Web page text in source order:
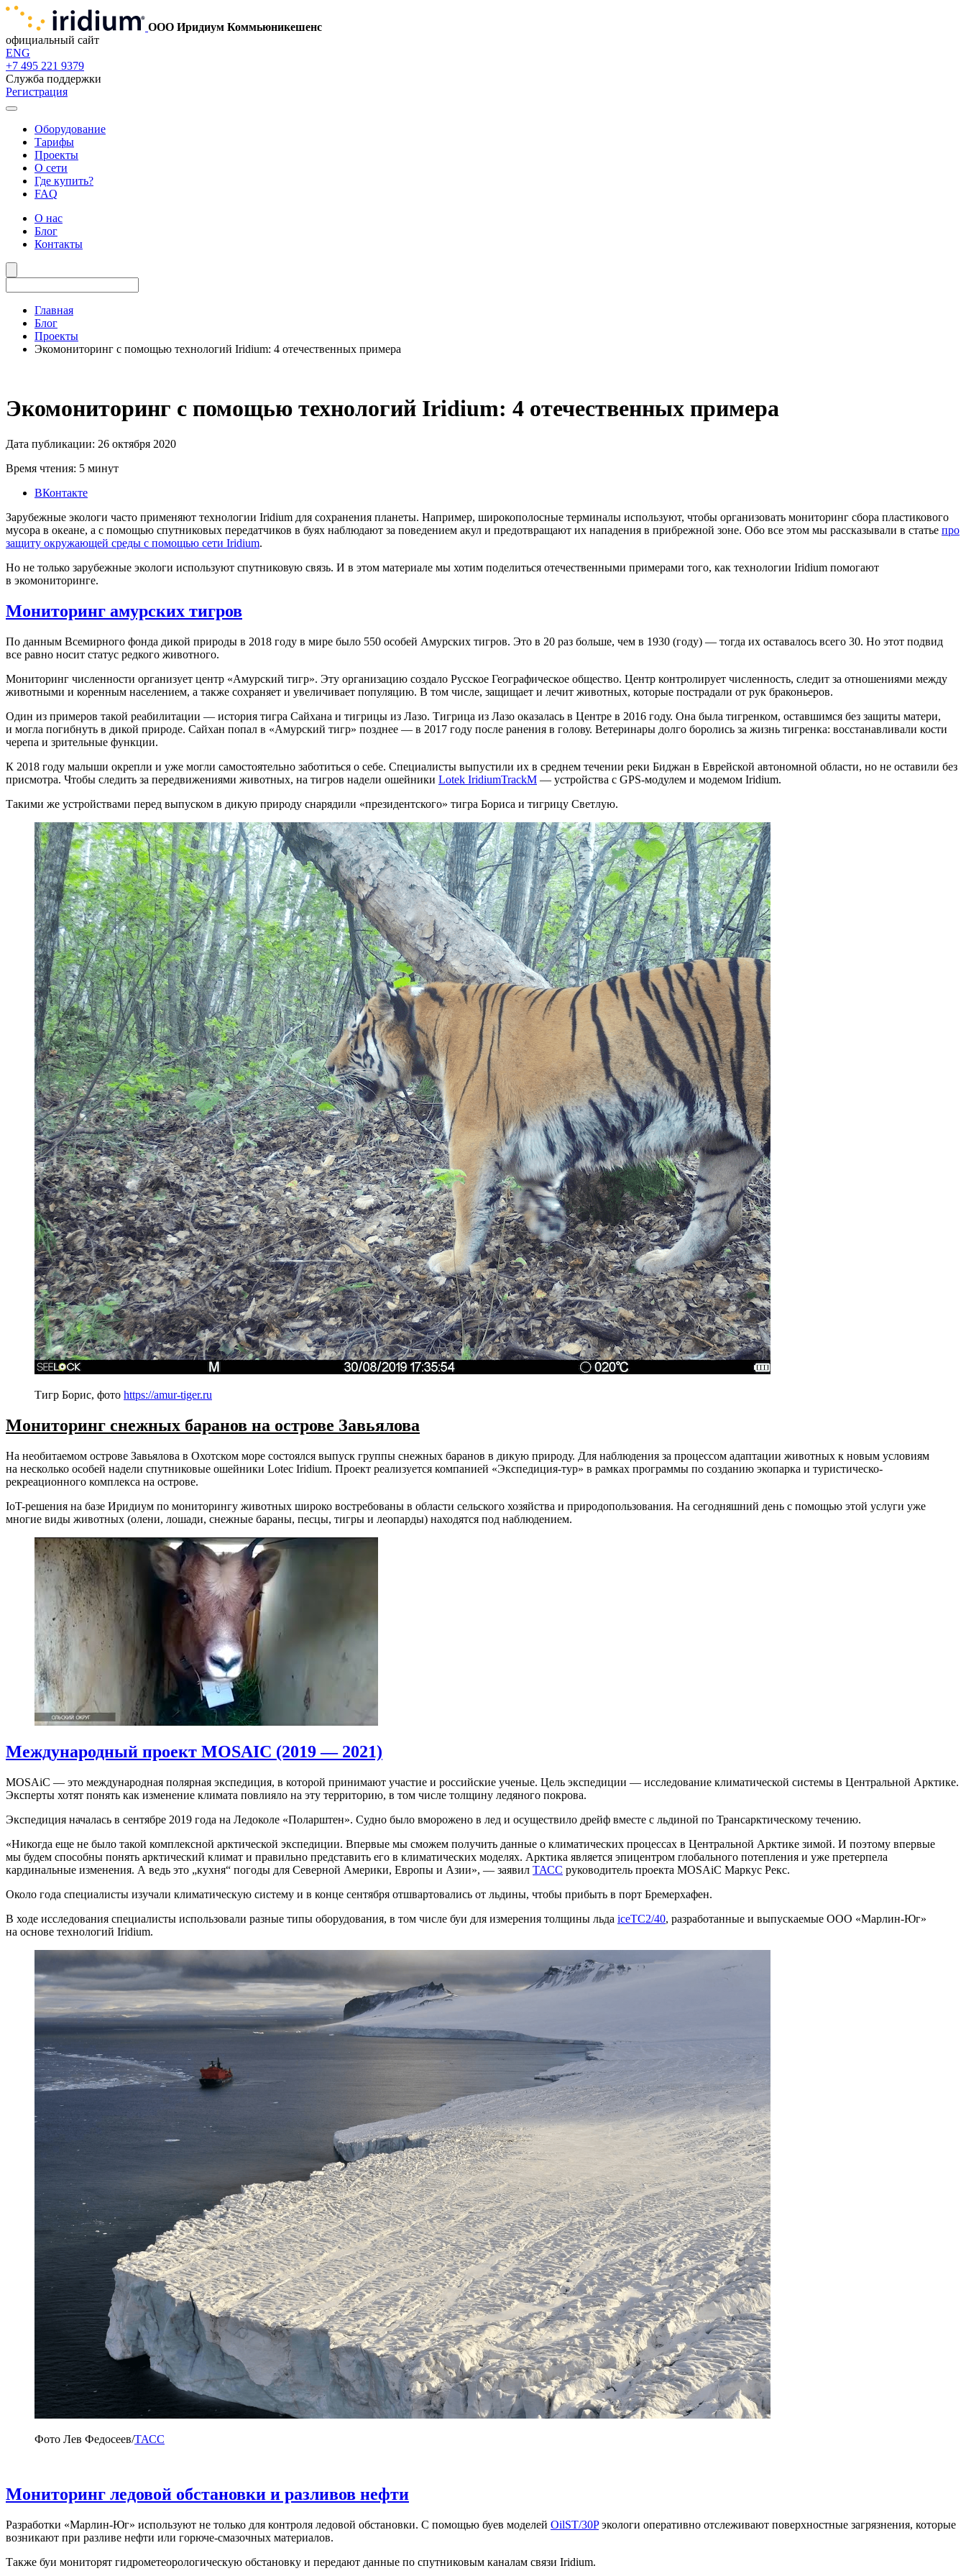
ООО Иридиум Коммьюникешенс
официальный сайт
ENG
+7 495 221 9379
Служба поддержки
Регистрация
Оборудование
Тарифы
Проекты
О сети
Где купить?
FAQ
О нас
Блог
Контакты
Главная
Блог
Проекты
Экомониторинг с помощью технологий Iridium: 4 отечественных примера
Экомониторинг с помощью технологий Iridium: 4 отечественных примера
Дата публикации: 26 октября 2020
Время чтения: 5 минут
ВКонтакте
Зарубежные экологи часто применяют технологии Iridium для сохранения планеты. Например, широкополосные терминалы используют, чтобы организовать мониторинг сбора пластикового
мусора в океане, а с помощью спутниковых передатчиков в буях наблюдают за поведением акул и предотвращают их нападения в прибрежной зоне. Обо все этом мы рассказывали в статье про
защиту окружающей среды с помощью сети Iridium.
Но не только зарубежные экологи используют спутниковую связь. И в этом материале мы хотим поделиться отечественными примерами того, как технологии Iridium помогают
в экомониторинге.
Мониторинг амурских тигров
По данным Всемирного фонда дикой природы в 2018 году в мире было 550 особей Амурских тигров. Это в 20 раз больше, чем в 1930 (году) — тогда их оставалось всего 30. Но этот подвид
все равно носит статус редкого животного.
Мониторинг численности организует центр «Амурский тигр». Эту организацию создало Русское Географическое общество. Центр контролирует численность, следит за отношениями между
животными и коренным населением, а также сохраняет и увеличивает популяцию. В том числе, защищает и лечит животных, которые пострадали от рук браконьеров.
Один из примеров такой реабилитации — история тигра Сайхана и тигрицы из Лазо. Тигрица из Лазо оказалась в Центре в 2016 году. Она была тигренком, оставшимся без защиты матери,
и могла погибнуть в дикой природе. Сайхан попал в «Амурский тигр» позднее — в 2017 году после ранения в голову. Ветеринары долго боролись за жизнь тигренка: восстанавливали кости
черепа и зрительные функции.
К 2018 году малыши окрепли и уже могли самостоятельно заботиться о себе. Специалисты выпустили их в среднем течении реки Биджан в Еврейской автономной области, но не оставили без
присмотра. Чтобы следить за передвижениями животных, на тигров надели ошейники Lotek IridiumTrackM — устройства с GPS-модулем и модемом Iridium.
Такими же устройствами перед выпуском в дикую природу снарядили «президентского» тигра Бориса и тигрицу Светлую.
Тигр Борис, фото https://amur-tiger.ru
Мониторинг снежных баранов на острове Завьялова
На необитаемом острове Завьялова в Охотском море состоялся выпуск группы снежных баранов в дикую природу. Для наблюдения за процессом адаптации животных к новым условиям
на несколько особей надели спутниковые ошейники Lotec Iridium. Проект реализуется компанией «Экспедиция-тур» в рамках программы по созданию экопарка и туристическо-
рекреационного комплекса на острове.
IoT-решения на базе Иридиум по мониторингу животных широко востребованы в области сельского хозяйства и природопользования. На сегодняшний день с помощью этой услуги уже
многие виды животных (олени, лошади, снежные бараны, песцы, тигры и леопарды) находятся под наблюдением.
Международный проект MOSAIC (2019 — 2021)
MOSAiC — это международная полярная экспедиция, в которой принимают участие и российские ученые. Цель экспедиции — исследование климатической системы в Центральной Арктике.
Эксперты хотят понять как изменение климата повлияло на эту территорию, в том числе толщину ледяного покрова.
Экспедиция началась в сентябре 2019 года на Ледоколе «Поларштен». Судно было вморожено в лед и осуществило дрейф вместе с льдиной по Трансарктическому течению.
«Никогда еще не было такой комплексной арктической экспедиции. Впервые мы сможем получить данные о климатических процессах в Центральной Арктике зимой. И поэтому впервые
мы будем способны понять арктический климат и правильно представить его в климатических моделях. Арктика является эпицентром глобального потепления и уже претерпела
кардинальные изменения. А ведь это „кухня“ погоды для Северной Америки, Европы и Азии», — заявил ТАСС руководитель проекта MOSAiC Маркус Рекс.
Около года специалисты изучали климатическую систему и в конце сентября отшвартовались от льдины, чтобы прибыть в порт Бремерхафен.
В ходе исследования специалисты использовали разные типы оборудования, в том числе буи для измерения толщины льда iceTC2/40, разработанные и выпускаемые ООО «Марлин-Юг»
на основе технологий Iridium.
Фото Лев Федосеев/ТАСС
Мониторинг ледовой обстановки и разливов нефти
Разработки «Марлин-Юг» используют не только для контроля ледовой обстановки. С помощью буев моделей OilST/30Pэкологи оперативно отслеживают поверхностные загрязнения, которые
возникают при разливе нефти или горюче-смазочных материалов.
Также буи мониторят гидрометеорологическую обстановку и передают данные по спутниковым каналам связи Iridium.